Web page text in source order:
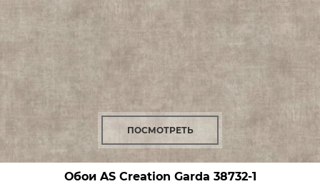
ПОСМОТРЕТЬ
Обои AS Creation Garda 38732-1